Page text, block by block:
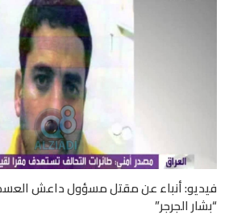
فيديو: أنباء عن مقتل مسؤول داعش
“بشار الجرجر”